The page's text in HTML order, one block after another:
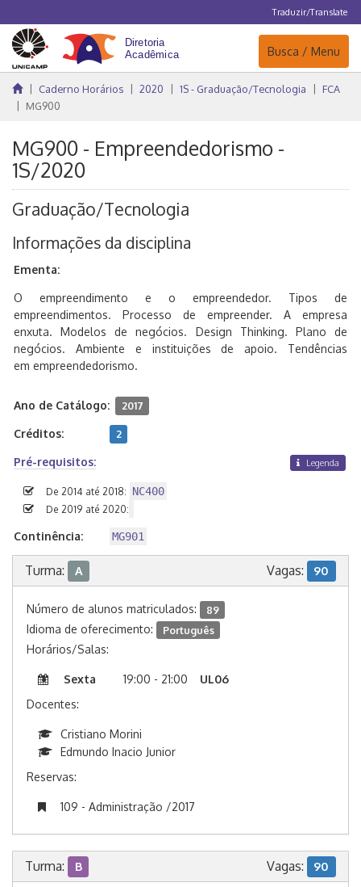
Traduzir/Translate
Navegação
Busca / Menu
Caderno Horários 2020 1S - Graduação/Tecnologia
FCA
MG900
MG900 - Empreendedorismo -
1S/2020
Graduação/Tecnologia
Informações da disciplina
Ementa:
O empreendimento e o empreendedor. Tipos de
empreendimentos. Processo de empreender. A empresa
enxuta. Modelos de negócios. Design Thinking. Plano de
negócios. Ambiente e instituições de apoio. Tendências
em empreendedorismo.
Ano de Catálogo: 2017
Créditos: 2
Pré-requisitos: Legenda
De 2014 até 2018: NC400
De 2019 até 2020:
Continência: MG901
Turma: A Vagas: 90
Número de alunos matriculados: 89
Idioma de oferecimento: Português
Horários/Salas:
Sexta 19:00 - 21:00
UL06
Docentes:
Cristiano Morini
Edmundo Inacio Junior
Reservas:
109 - Administração /2017
Turma: B Vagas: 90